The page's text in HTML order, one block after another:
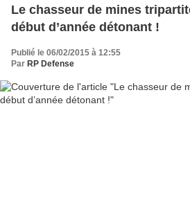
Le chasseur de mines
début d’année détonant !
Publié le 06/02/2015 à 12:55
Par RP Defense